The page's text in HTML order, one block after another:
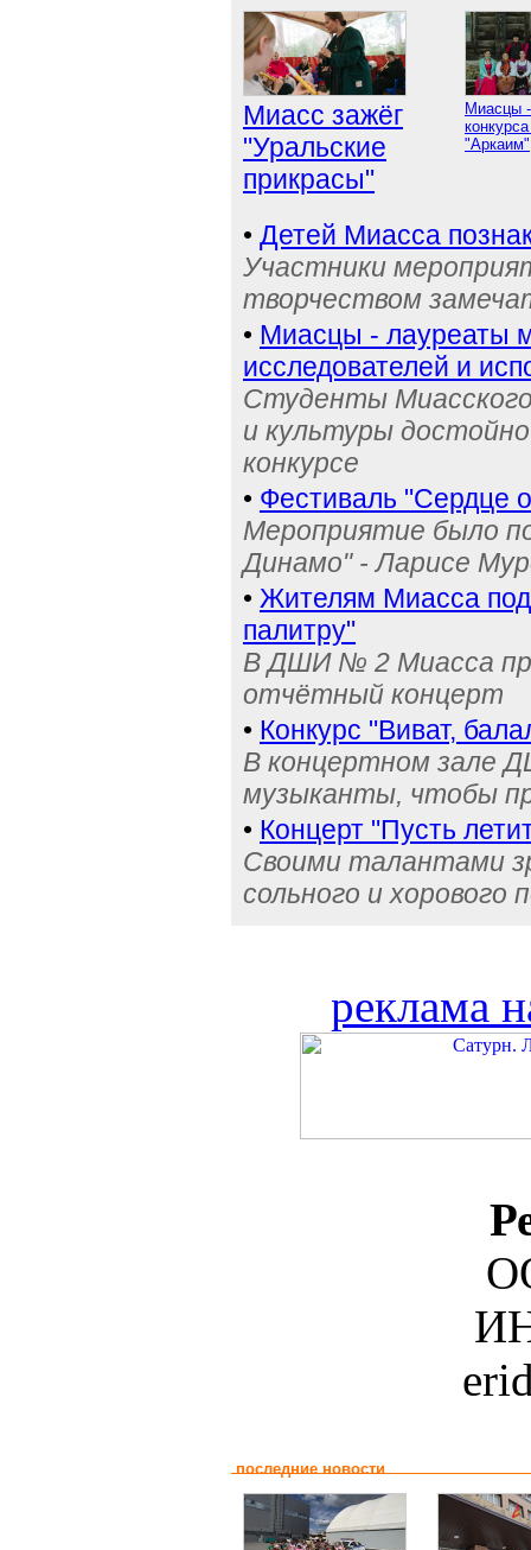
Миасс зажёг
"Уральские
прикрасы"
Миасцы
"Аркаим"
• Детей Миасса
Участники
творчеством
• Миасцы - лауреаты
исследователей и
Студенты Миасского
и культуры
конкурсе
• Фестиваль "Сердце
Мероприятие было
Динамо" - Ларисе
• Жителям Миасса
палитру"
В ДШИ № 2 Миасса
отчётный концерт
• Конкурс "Виват,
В концертном зале
музыканты, чтобы
• Концерт "Пусть
Своими талантами
сольного и
реклама
последние новости